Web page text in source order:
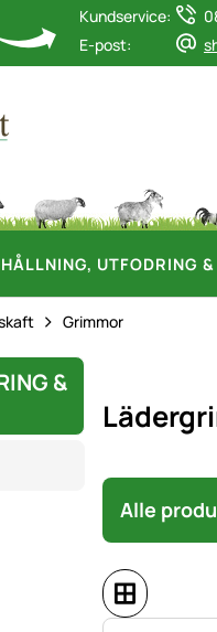
Kundservice:
E-post:
UTFODRING
Grimmor
&
Alle